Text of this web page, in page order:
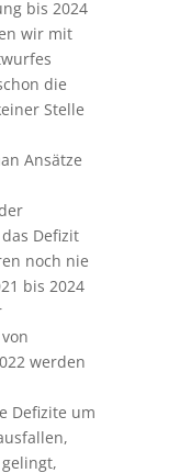
bis 2024
wir mit
die
Stelle
Ansätze
Defizit
noch nie
bis 2024
werden
Defizite um